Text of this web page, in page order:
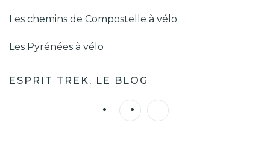
Les chemins de Compostelle à vélo
Les Pyrénées à vélo
ESPRIT TREK, LE BLOG